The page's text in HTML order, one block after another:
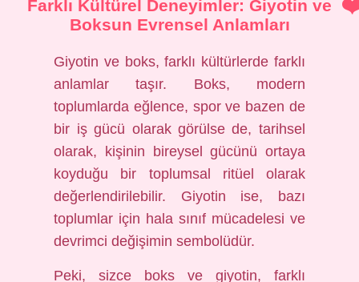
Farklı Kültürel Deneyimler: Giyotin ve
Boksun Evrensel Anlamları
Giyotin ve boks, farklı kültürlerde farklı
anlamlar taşır. Boks, modern
toplumlarda eğlence, spor ve bazen de
bir iş gücü olarak görülse de, tarihsel
olarak, kişinin bireysel gücünü ortaya
koyduğu bir toplumsal ritüel olarak
değerlendirilebilir. Giyotin ise, bazı
toplumlar için hala sınıf mücadelesi ve
devrimci değişimin sembolüdür.
Peki, sizce boks ve giyotin, farklı